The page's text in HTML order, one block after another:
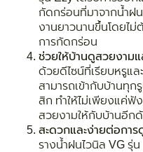
กัดกร่อนที่มาจากน้ำฝ
งานยาวนานขึ้นโดยไ
การกัดกร่อน
ช่วยให้บ้านดูสวยงาม
ด้วยดีไซน์ที่เรียบหรูแ
สามารถเข้ากับบ้านทุก
สิก ทำให้ไม่เพียงแค่ฟั
สวยงามให้กับบ้านอีก
สะดวกและง่ายต่อการ
รางน้ำฝนไวนิล VG